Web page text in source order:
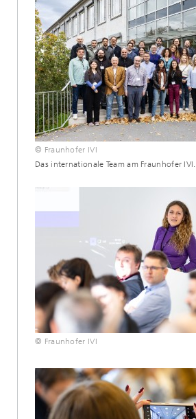
© Fraunhofer IVI
Das internationale Team am Fraunhofer IVI.
© Fraunhofer IVI